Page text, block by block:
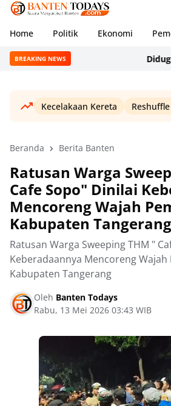
Home Politik Ekonomi
BREAKING NEWS Diduga
Kecelakaan Kereta
Beranda Berita Banten
Ratusan Warga
Cafe Sopo" Dinilai
Mencoreng Wajah
Kabupaten Tangerang
Ratusan Warga Sweeping THM "
Keberadaannya Mencoreng
Kabupaten Tangerang
Oleh Banten Todays
Rabu, 13 Mei 2026 03:43 WIB